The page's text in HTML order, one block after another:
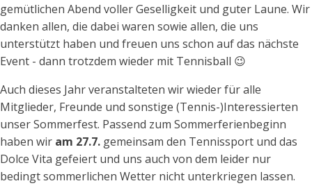
gemütlichen Abend voller Geselligkeit und guter Laune. Wir
danken allen, die dabei waren sowie allen, die uns
unterstützt haben und freuen uns schon auf das nächste
Event - dann trotzdem wieder mit Tennisball 😉
Auch dieses Jahr veranstalteten wir wieder für alle
Mitglieder, Freunde und sonstige (Tennis-)Interessierten
unser Sommerfest. Passend zum Sommerferienbeginn
haben wir am 27.7. gemeinsam den Tennissport und das
Dolce Vita gefeiert und uns auch von dem leider nur
bedingt sommerlichen Wetter nicht unterkriegen lassen.